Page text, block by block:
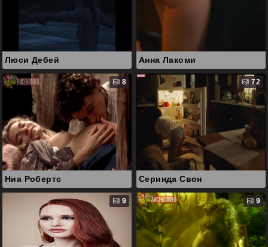
Люси Дебей Анна Лакоми
8
Ниа Робертс
72
Серинда Свон
9 9